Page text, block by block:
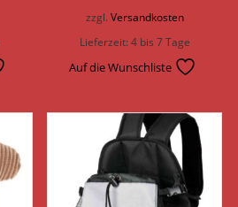
zzgl. Versandkosten
Lieferzeit:4 bis 7 Tage
Auf die Wunschliste